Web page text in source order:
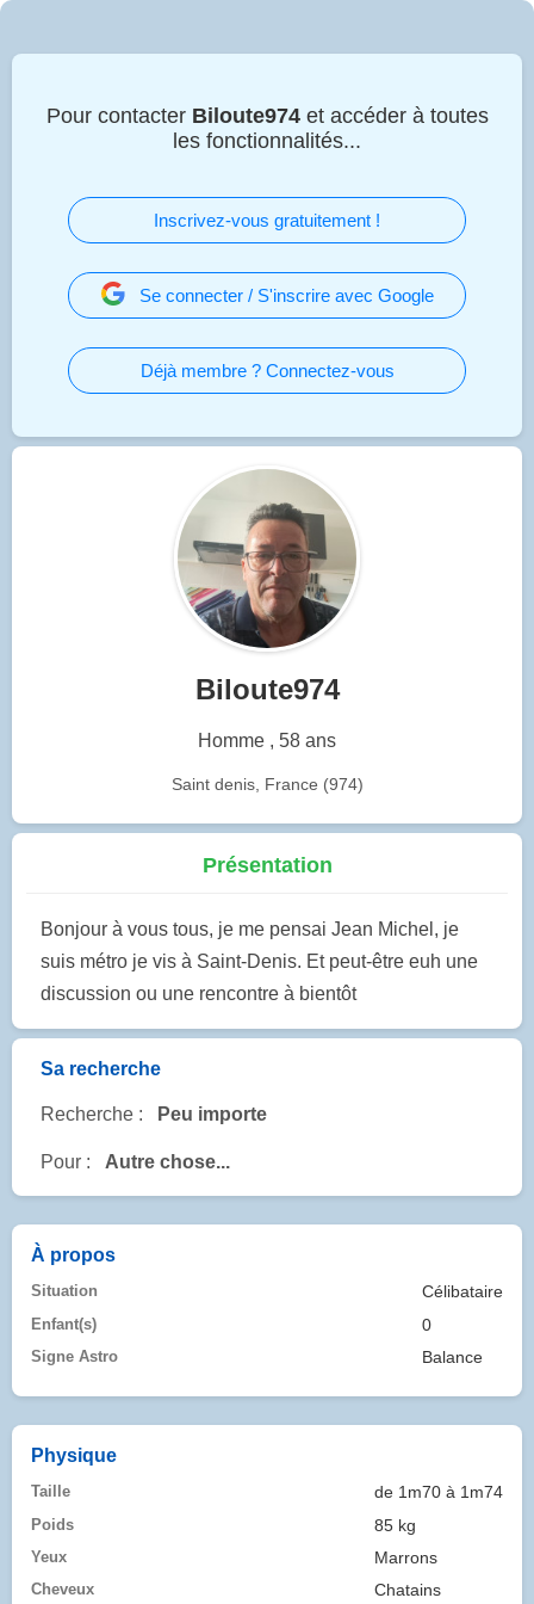
Pour contacter Biloute974et accéder à toutes
les fonctionnalités...
Inscrivez-vous gratuitement !
Se connecter / S'inscrire avec Google
Déjà membre ? Connectez-vous
Biloute974
Homme , 58 ans
Saint denis, France (974)
Présentation
Bonjour à vous tous, je me pensai Jean Michel, je
suis métro je vis à Saint-Denis. Et peut-être euh une
discussion ou une rencontre à bientôt
Sa recherche
Recherche : Peu importe
Pour : Autre chose...
À propos
Situation Célibataire
Enfant(s) 0
Signe Astro Balance
Physique
Taille de 1m70 à 1m74
Poids 85 kg
Yeux Marrons
Cheveux Chatains